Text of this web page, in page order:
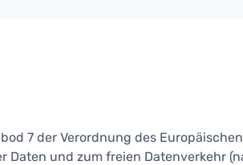
7 der Verordnung des
und zum freien Datenverkehr